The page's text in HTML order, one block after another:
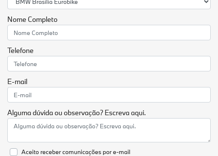
Nome Completo
Telefone
E-mail
Alguma dúvida ou observação? Escreva aqui.
Aceito receber comunicações por e-mail